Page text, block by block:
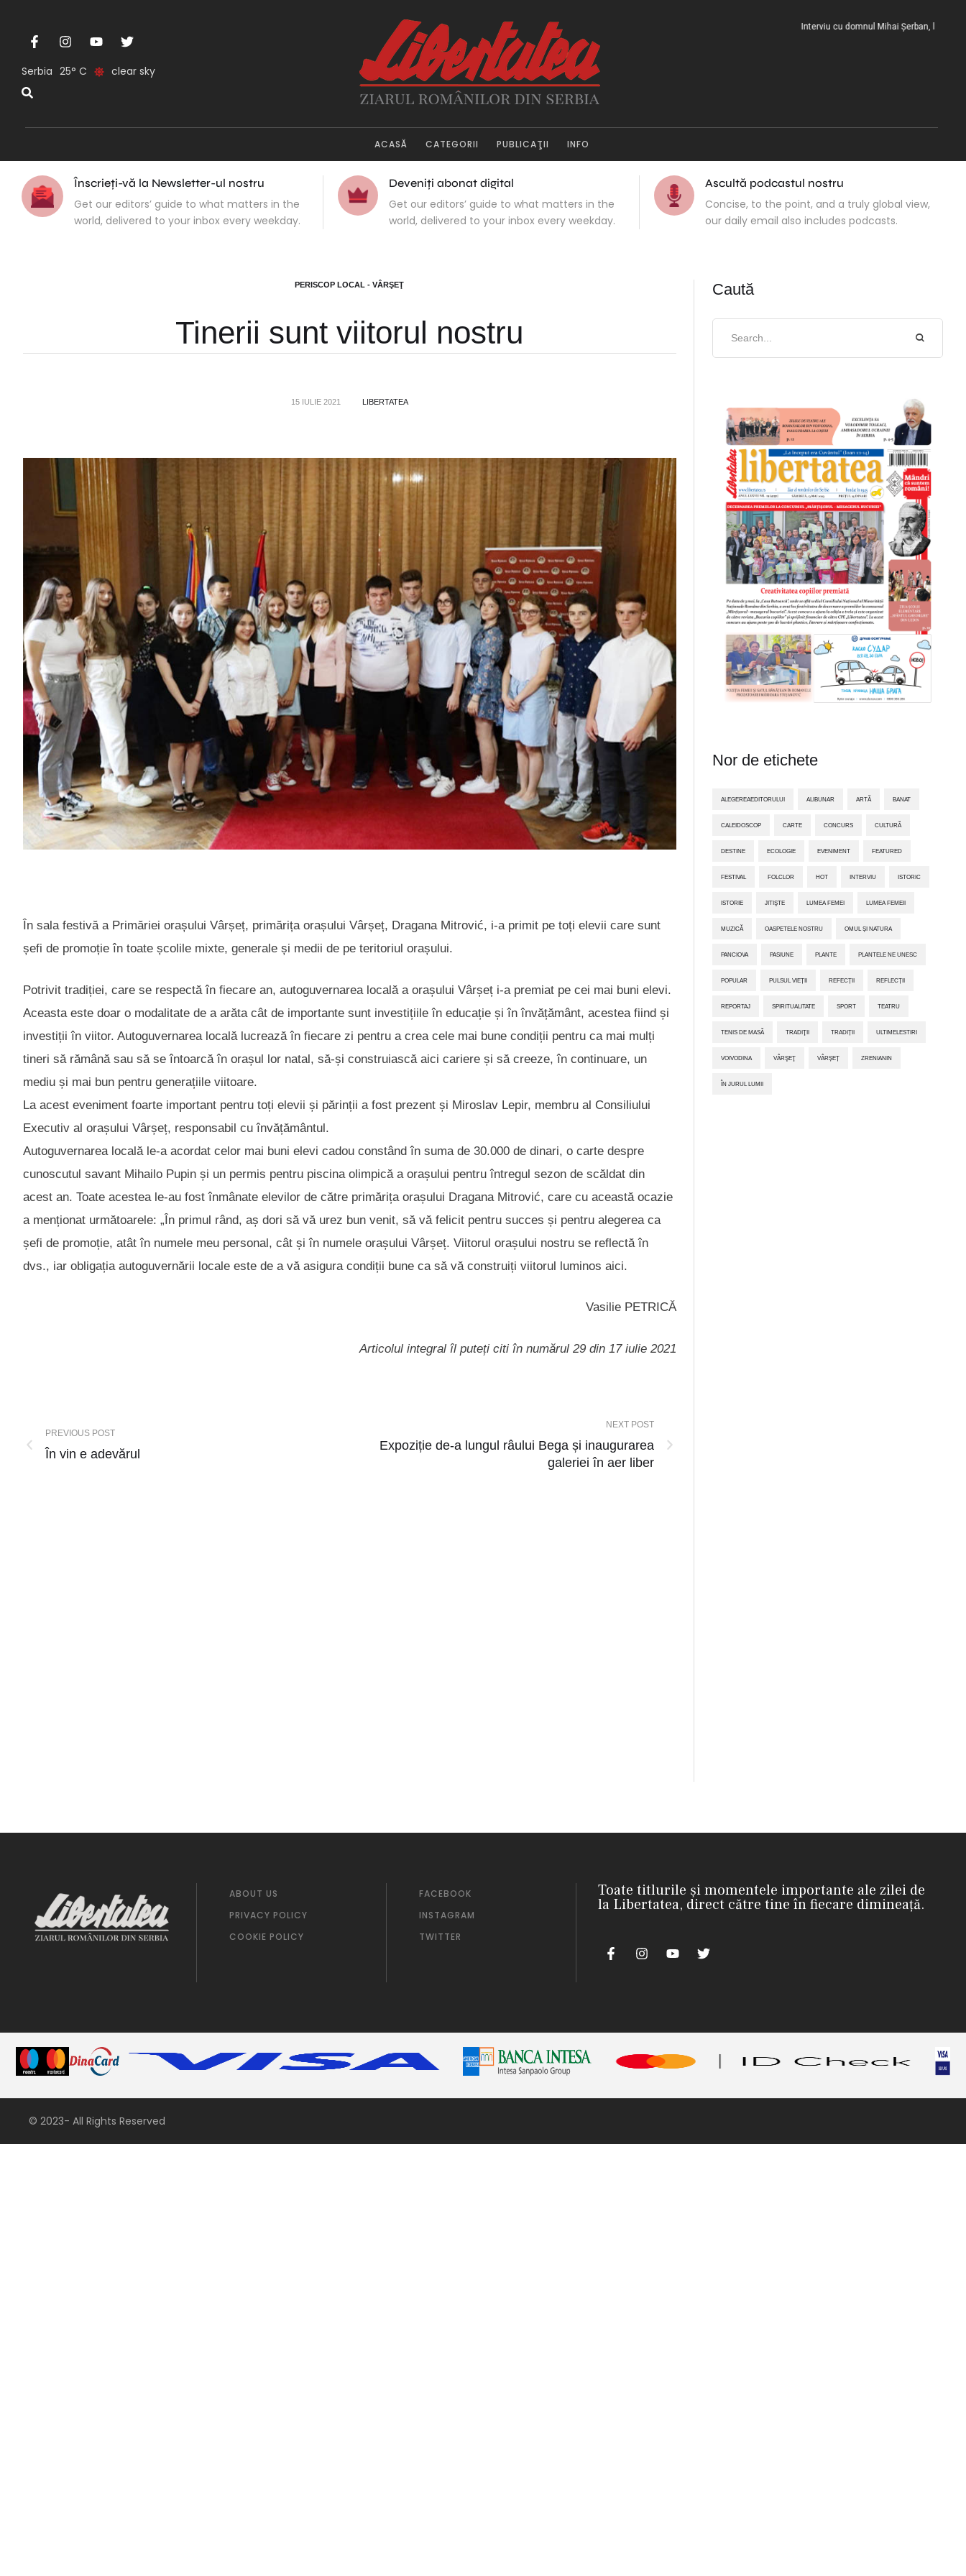
Serbia 25 clear sky
Interviu cu domnul Mihai Șerban, la încheierea
ACASĂ CATEGORII PUBLICAŢII INFO
Înscrieți-vă la Newsletter-ul nostru
Get our editors’ guide to what matters in the
world, delivered to your inbox every weekday.
Deveniți abonat digital
Get our editors’ guide to what matters in the
world, delivered to your inbox every weekday.
Ascultă podcastul nostru
Concise, to the point, and a truly global view,
our daily email also includes podcasts.
PERISCOP LOCAL - VÂRŞEŢ
Tinerii sunt viitorul nostru
15 IULIE 2021 LIBERTATEA
În sala festivă a Primăriei orașului Vârșeț, primărița orașului Vârșeț, Dragana Mitrović, i-a primit pe toți elevii care sunt
șefi de promoție în toate școlile mixte, generale și medii de pe teritoriul orașului.
Potrivit tradiției, care se respectă în fiecare an, autoguvernarea locală a orașului Vârșeț i-a premiat pe cei mai buni elevi.
Aceasta este doar o modalitate de a arăta cât de importante sunt investițiile în educație și în învățământ, acestea fiind și
investiții în viitor. Autoguvernarea locală lucrează în fiecare zi pentru a crea cele mai bune condiții pentru ca mai mulți
tineri să rămână sau să se întoarcă în orașul lor natal, să-și construiască aici cariere și să creeze, în continuare, un
mediu și mai bun pentru generațiile viitoare.
La acest eveniment foarte important pentru toți elevii și părinții a fost prezent și Miroslav Lepir, membru al Consiliului
Executiv al orașului Vârșeț, responsabil cu învățământul.
Autoguvernarea locală le-a acordat celor mai buni elevi cadou constând în suma de 30.000 de dinari, o carte despre
cunoscutul savant Mihailo Pupin și un permis pentru piscina olimpică a orașului pentru întregul sezon de scăldat din
acest an. Toate acestea le-au fost înmânate elevilor de către primărița orașului Dragana Mitrović, care cu această ocazie
a menționat următoarele: „În primul rând, aș dori să vă urez bun venit, să vă felicit pentru succes și pentru alegerea ca
șefi de promoție, atât în numele meu personal, cât și în numele orașului Vârșeț. Viitorul orașului nostru se reflectă în
dvs., iar obligația autoguvernării locale este de a vă asigura condiții bune ca să vă construiți viitorul luminos aici.
Vasilie PETRICĂ
Articolul integral îl puteți citi în numărul 29 din 17 iulie 2021
PREVIOUS POST
În vin e adevărul
NEXT POST
Expoziție de-a lungul râului Bega și inaugurarea
galeriei în aer liber
Caută
Nor de etichete
ALEGEREAEDITORULUI ALIBUNAR ARTĂ BANAT
CALEIDOSCOP CARTE CONCURS CULTURĂ
DESTINE ECOLOGIE EVENIMENT FEATURED
FESTIVAL FOLCLOR HOT INTERVIU ISTORIC
ISTORIE JITIŞTE LUMEA FEMEI LUMEA FEMEII
MUZICĂ OASPETELE NOSTRU OMUL ȘI NATURA
PANCIOVA PASIUNE PLANTE PLANTELE NE UNESC
POPULAR PULSUL VIEȚII REFECȚII REFLECȚII
REPORTAJ SPIRITUALITATE SPORT TEATRU
TENIS DE MASĂ TRADIŢII TRADIȚII ULTIMELESTIRI
VOIVODINA VÂRŞEŢ VÂRȘEȚ ZRENIANIN
ÎN JURUL LUMII
ABOUT US
PRIVACY POLICY
COOKIE POLICY
FACEBOOK
INSTAGRAM
TWITTER
Toate titlurile și momentele importante ale zilei de
la Libertatea, direct către tine în fiecare dimineață.
© 2023- All Rights Reserved